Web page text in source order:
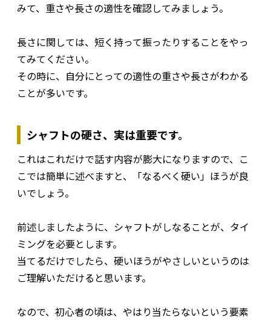
みて、重さや長さの適性を確認してみましょう。
長さに関しては、短く持って振ったりすることをやっ
てみてください。
その時に、自分にとっての適性の重さや長さがわかる
ことが多いです。
シャフトの硬さ、実は重要です。
これはこれだけで話す内容が膨大になりますので、こ
こでは簡単に述べますと、「なるべく硬い」ほうが良
いでしょう。
前述しましたように、シャフトがしなることが、タイ
ミングを必要とします。
当てるだけでしたら、硬いほうがやさしいというのは
ご理解いただけると思います。
なので、初心者の頃は、やはり当たらないという要素